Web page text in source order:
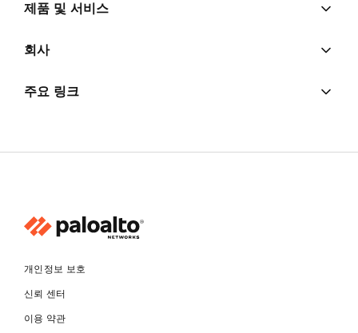
제품 및 서비스
회사
주요 링크
개인정보 보호
신뢰 센터
이용 약관